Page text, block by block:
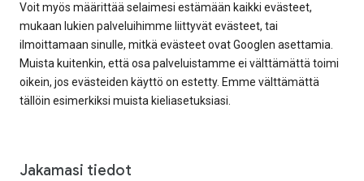
Voit myös määrittää selaimesi estämään kaikki evästeet,
mukaan lukien palveluihimme liittyvät evästeet, tai
ilmoittamaan sinulle, mitkä evästeet ovat Googlen asettamia.
Muista kuitenkin, että osa palveluistamme ei välttämättä toimi
oikein, jos evästeiden käyttö on estetty. Emme välttämättä
tällöin esimerkiksi muista kieliasetuksiasi.
Jakamasi tiedot